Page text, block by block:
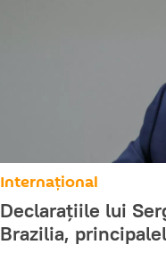
Internațional
Declarațiile lui
Brazilia,